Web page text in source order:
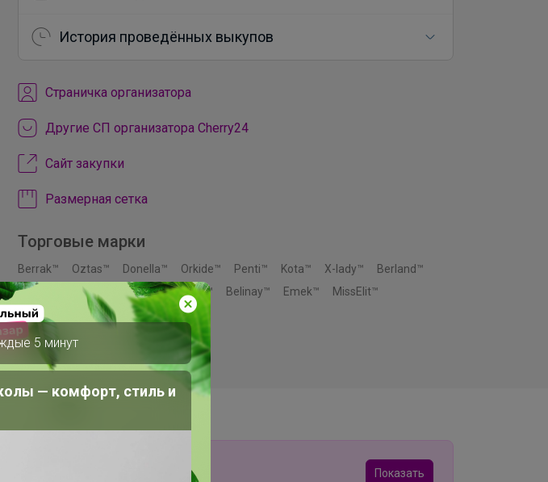
История проведённых выкупов
Cтраничка организатора
Другие СП организатора Cherry24
Сайт закупки
Размерная сетка
Торговые марки
Berrak™ Oztas™ Donella™ Orkide™ Penti™ Kota™ X-lady™
Berland™
Bross™
Ozkan™ Fapi™ Pijamoni™ Belinay™ Emek™ MissElit™
Показать
5 минут
— комфорт, стиль и